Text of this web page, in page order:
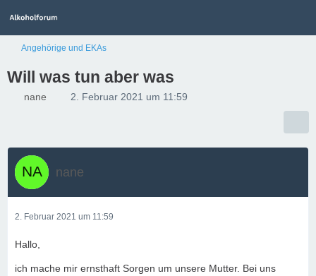
Angehörige und EKAs
Will was tun aber was
nane 2. Februar 2021 um 11:59
nane
2. Februar 2021 um 11:59
Hallo,
ich mache mir ernsthaft Sorgen um unsere Mutter. Bei uns